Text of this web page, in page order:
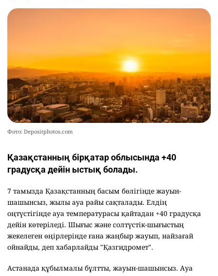
Фото: Depositphotos.com
Қазақстанның бірқатар облысында +40
градусқа дейін ыстық болады.
7 тамызда Қазақстанның басым бөлігінде жауын-
шашынсыз, жылы ауа райы сақталады. Елдің
оңтүстігінде ауа температурасы қайтадан +40 градусқа
дейін көтеріледі. Шығыс және солтүстік-шығыстың
жекелеген өңірлерінде ғана жаңбыр жауып, найзағай
ойнайды, деп хабарлайды "Қазгидромет".
Астанада құбылмалы бұлтты, жауын-шашынсыз. Ауа